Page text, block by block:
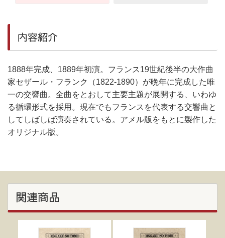
内容紹介
1888年完成、1889年初演。フランス19世紀後半の大作曲
家セザール・フランク（1822-1890）が晩年に完成した唯
一の交響曲。全曲をとおして主要主題が展開する、いわゆ
る循環形式を採用。現在でもフランスを代表する交響曲と
してしばしば演奏されている。アメル版をもとに製作した
オリジナル版。
関連商品